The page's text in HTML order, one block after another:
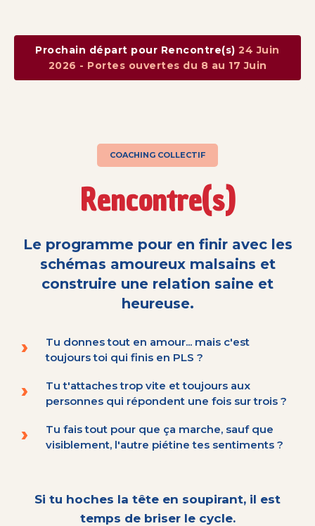
Prochain départ pour Rencontre(s)24 Juin
2026 - Portes ouvertes du 8 au 17 Juin
COACHING COLLECTIF
Rencontre(s)
Le programme pour en finir avec les
schémas amoureux malsains et
construire une relation saine et
heureuse.
Tu donnes tout en amour... mais c'est
toujours toi qui finis en PLS ?
Tu t'attaches trop vite et toujours aux
personnes qui répondent une fois sur trois ?
Tu fais tout pour que ça marche, sauf que
visiblement, l'autre piétine tes sentiments ?
Si tu hoches la tête en soupirant, il est
temps de briser le cycle.